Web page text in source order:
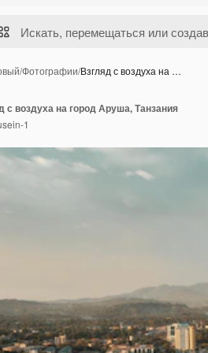
/Фотографии/Взгляд с воздуха на …
с воздуха на город Аруша, Танзания
1